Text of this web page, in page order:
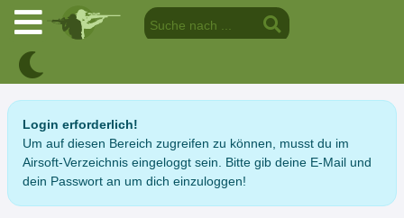
Login erforderlich!
Um auf diesen Bereich zugreifen zu können, musst du im
Airsoft-Verzeichnis eingeloggt sein. Bitte gib deine E-Mail und
dein Passwort an um dich einzuloggen!